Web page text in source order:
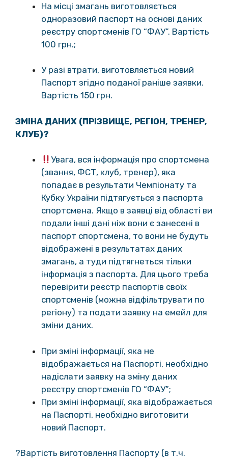
На місці змагань виготовляється
одноразовий паспорт на основі даних
реєстру спортсменів ГО “ФАУ”. Вартість
100 грн.;
У разі втрати, виготовляється новий
Паспорт згідно поданої раніше заявки.
Вартість 150 грн.
ЗМІНА ДАНИХ (ПРІЗВИЩЕ, РЕГІОН, ТРЕНЕР,
КЛУБ)?
Увага, вся інформація про спортсмена
(звання, ФСТ, клуб, тренер), яка
попадає в результати Чемпіонату та
Кубку України підтягується з паспорта
спортсмена. Якщо в заявці від області ви
подали інші дані ніж вони є занесені в
паспорт спортсмена, то вони не будуть
відображені в результатах даних
змагань, а туди підтягнеться тільки
інформація з паспорта. Для цього треба
перевірити реєстр паспортів своїх
спортсменів (можна відфільтрувати по
регіону) та подати заявку на емейл для
зміни даних.
При зміні інформації, яка не
відображається на Паспорті, необхідно
надіслати заявку на зміну даних
реєстру спортсменів ГО “ФАУ”;
При зміні інформації, яка відображається
на Паспорті, необхідно виготовити
новий Паспорт.
?Вартість виготовлення Паспорту (в т.ч.